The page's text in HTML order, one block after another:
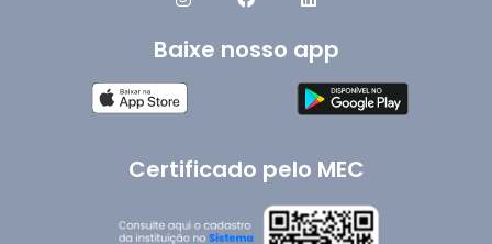
Baixe nosso app
Certificado pelo MEC